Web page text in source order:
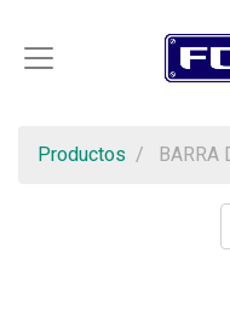
Productos BARRA